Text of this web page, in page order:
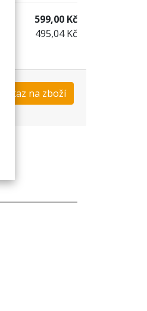
599,00 Kč
495,04 Kč
Dotaz na zboží